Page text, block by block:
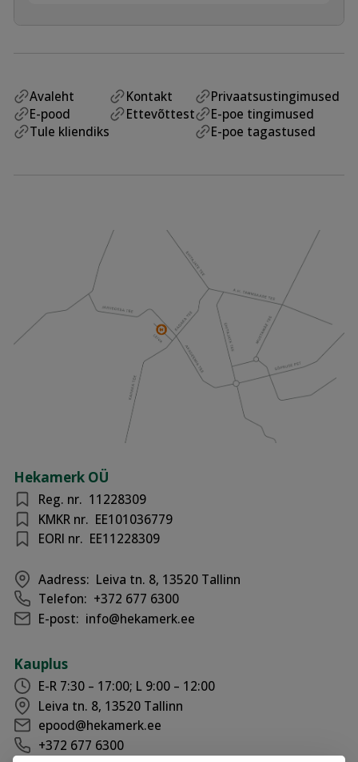
Avaleht
E-pood
Tule kliendiks
Kontakt
Ettevõttest
Privaatsustingimused
E-poe tingimused
E-poe tagastused
Hekamerk OÜ
Reg. nr. 11228309
KMKR nr. EE101036779
EORI nr. EE11228309
Aadress: Leiva tn. 8, 13520 Tallinn
Telefon: +372 677 6300
E-post: info@hekamerk.ee
Kauplus
E-R 7:30 – 17:00; L 9:00 – 12:00
Leiva tn. 8, 13520 Tallinn
epood@hekamerk.ee
+372 677 6300